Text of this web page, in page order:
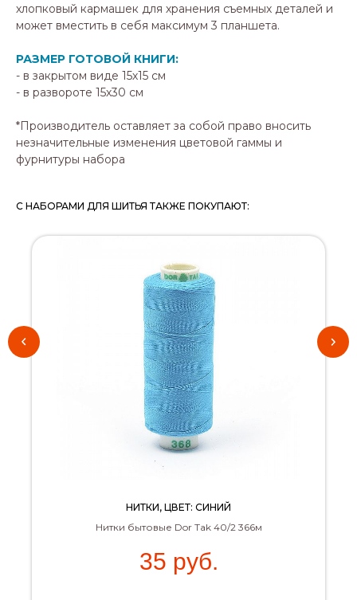
хлопковый кармашек для хранения съемных деталей и
может вместить в себя максимум 3 планшета.
РАЗМЕР ГОТОВОЙ КНИГИ:
- в закрытом виде 15х15 см
- в развороте 15х30 см
*Производитель оставляет за собой право вносить
незначительные изменения цветовой гаммы и
фурнитуры набора
С НАБОРАМИ ДЛЯ ШИТЬЯ ТАКЖЕ ПОКУПАЮТ:
НИТКИ, ЦВЕТ: СИНИЙ
Нитки бытовые Dor Tak 40/2 366м
35 руб.